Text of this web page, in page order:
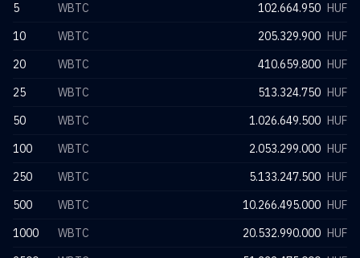
5
WBTC 102.664.950 HUF
10
WBTC 205.329.900 HUF
20
WBTC 410.659.800 HUF
25
WBTC 513.324.750 HUF
50
WBTC 1.026.649.500 HUF
100
WBTC 2.053.299.000 HUF
250
WBTC 5.133.247.500 HUF
500
WBTC 10.266.495.000 HUF
1000
WBTC 20.532.990.000 HUF